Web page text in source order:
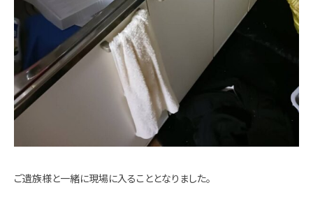
ご遺族様と一緒に現場に入ることとなりました。